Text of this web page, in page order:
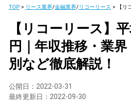
TOP> リース業界/金融業界/リコーリース >
【リコーリース】
円｜年収推移・業
別など徹底解説！
公開日： 2022-03-31
最終更新日： 2022-09-30